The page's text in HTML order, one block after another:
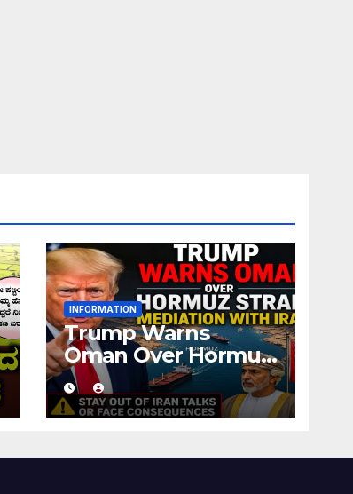
INFORMATION
Trump Warns
Oman Over Hormuz
Strait Mediation
With Iran